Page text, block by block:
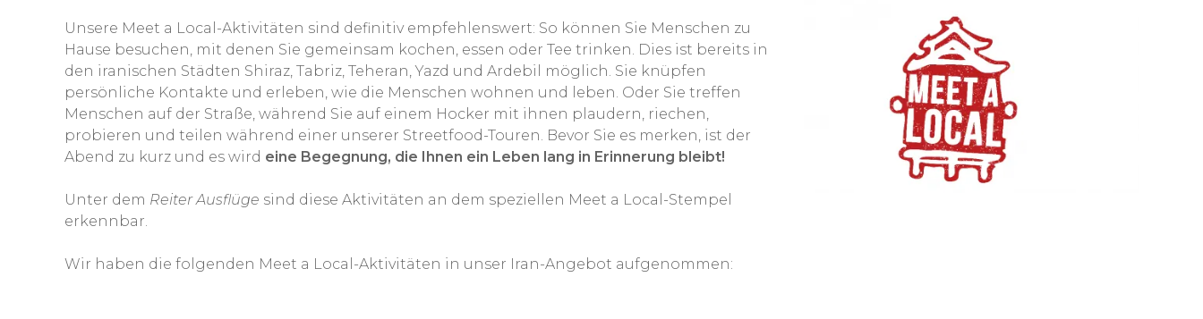
Unsere Meet a Local-Aktivitäten sind definitiv empfehlenswert: So können Sie Menschen zu
Hause besuchen, mit denen Sie gemeinsam kochen, essen oder Tee trinken. Dies ist bereits in
den iranischen Städten Shiraz, Tabriz, Teheran, Yazd und Ardebil möglich. Sie knüpfen
persönliche Kontakte und erleben, wie die Menschen wohnen und leben. Oder Sie treffen
Menschen auf der Straße, während Sie auf einem Hocker mit ihnen plaudern, riechen,
probieren und teilen während einer unserer Streetfood-Touren. Bevor Sie es merken, ist der
Abend zu kurz und es wird eine Begegnung, die Ihnen ein Leben lang in Erinnerung bleibt!
Unter dem Reiter Ausflüge sind diese Aktivitäten an dem speziellen Meet a Local-Stempel
erkennbar.
Wir haben die folgenden Meet a Local-Aktivitäten in unser Iran-Angebot aufgenommen: